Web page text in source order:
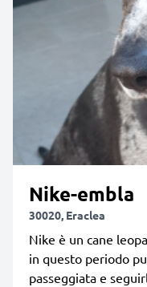
Nike-embla
30020, Eraclea
Nike è un cane
in questo periodo
passeggiata e